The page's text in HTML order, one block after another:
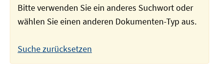
Bitte verwenden Sie ein anderes Suchwort oder
wählen Sie einen anderen Dokumenten-Typ aus.
Suche zurücksetzen